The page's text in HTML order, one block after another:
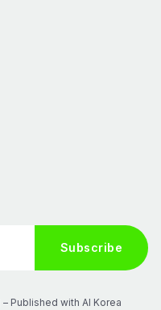
Subscribe
– Published with AI Korea